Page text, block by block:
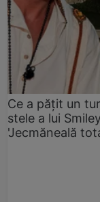
Ce a pățit un
stele a lui
'Jecmăneală